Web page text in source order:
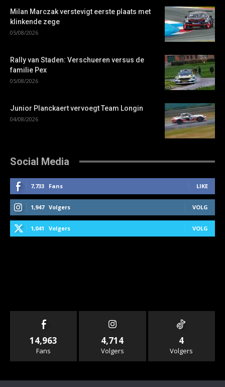
Milan Marczak verstevigt eerste plaats met
klinkende zege
05/08/2026
Rally van Staden: Verschueren versus de
familie Pex
05/08/2026
Junior Planckaert vervoegt Team Longin
04/08/2026
Social Media
7,733 Fans LIKE
1,947 Volgers VOLG
1,041 Volgers VOLG
14,963
Fans
4,714
Volgers
4
Volgers